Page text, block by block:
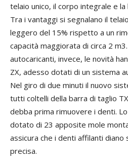
telaio unico, il corpo integrale e
Tra i vantaggi si segnalano il
leggero del 15% rispetto a un
capacità maggiorata di circa 2
autocaricanti, invece, le novità
ZX, adesso dotati di un sistema
Nel giro di due minuti il nuovo
tutti coltelli della barra di taglio
debba prima rimuovere i denti.
dotato di 23 apposite mole
assicura che i denti affilanti diano
precisa.